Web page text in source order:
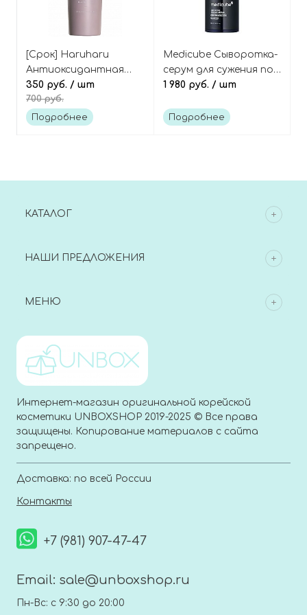
[Срок] Haruharu
Антиоксидантная
гель-сыворотка для
лица с чёрным рисом,
Wonder Black Rice
350 руб. / шт
700 руб.
Подробнее
Medicube Сыворотка-
серум для сужения пор
с комплексом кислот,
Serum
1 980 руб. / шт
Подробнее
КАТАЛОГ
НАШИ ПРЕДЛОЖЕНИЯ
МЕНЮ
Интернет-магазин оригинальной корейской
косметики UNBOXSHOP 2019-2025 © Все права
защищены. Копирование материалов с сайта
запрещено.
Доставка: по всей России
Контакты
+7 (981) 907-47-47
Email: sale@unboxshop.ru
Пн-Вс: с 9:30 до 20:00